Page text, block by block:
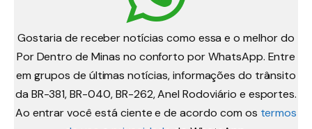
Gostaria de receber notícias como essa e o melhor do
Por Dentro de Minas no conforto por WhatsApp. Entre
em grupos de últimas notícias, informações do trânsito
da BR-381, BR-040, BR-262, Anel Rodoviário e esportes.
Ao entrar você está ciente e de acordo com os termos